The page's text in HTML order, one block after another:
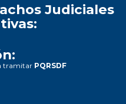
Judiciales
tramitar PQRSDF